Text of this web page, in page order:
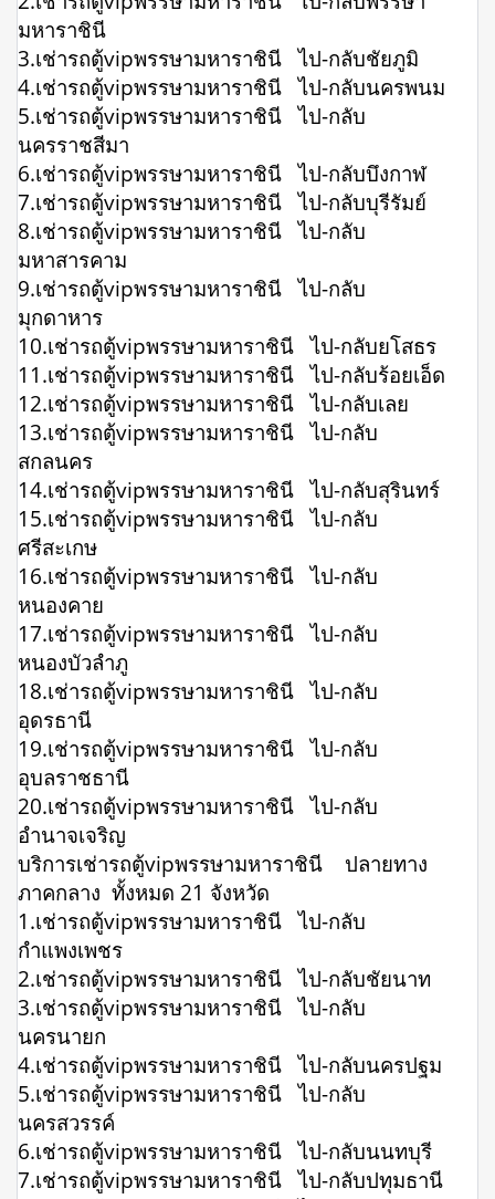
มหาราชินี
3.เช่ารถตู้vipพรรษามหาราชินี ไป-กลับชัยภูมิ
4.เช่ารถตู้vipพรรษามหาราชินี ไป-กลับนครพนม
5.เช่ารถตู้vipพรรษามหาราชินี ไป-กลับ
นครราชสีมา
6.เช่ารถตู้vipพรรษามหาราชินี ไป-กลับบึงกาฬ
7.เช่ารถตู้vipพรรษามหาราชินี ไป-กลับบุรีรัมย์
8.เช่ารถตู้vipพรรษามหาราชินี ไป-กลับ
มหาสารคาม
9.เช่ารถตู้vipพรรษามหาราชินี ไป-กลับ
มุกดาหาร
10.เช่ารถตู้vipพรรษามหาราชินี ไป-กลับยโสธร
11.เช่ารถตู้vipพรรษามหาราชินี ไป-กลับร้อยเอ็ด
12.เช่ารถตู้vipพรรษามหาราชินี ไป-กลับเลย
13.เช่ารถตู้vipพรรษามหาราชินี ไป-กลับ
สกลนคร
14.เช่ารถตู้vipพรรษามหาราชินี ไป-กลับสุรินทร์
15.เช่ารถตู้vipพรรษามหาราชินี ไป-กลับ
ศรีสะเกษ
16.เช่ารถตู้vipพรรษามหาราชินี ไป-กลับ
หนองคาย
17.เช่ารถตู้vipพรรษามหาราชินี ไป-กลับ
หนองบัวลำภู
18.เช่ารถตู้vipพรรษามหาราชินี ไป-กลับ
อุดรธานี
19.เช่ารถตู้vipพรรษามหาราชินี ไป-กลับ
อุบลราชธานี
20.เช่ารถตู้vipพรรษามหาราชินี ไป-กลับ
อำนาจเจริญ
บริการเช่ารถตู้vipพรรษามหาราชินี ปลายทาง
ภาคกลาง ทั้งหมด 21 จังหวัด
1.เช่ารถตู้vipพรรษามหาราชินี ไป-กลับ
กำแพงเพชร
2.เช่ารถตู้vipพรรษามหาราชินี ไป-กลับชัยนาท
3.เช่ารถตู้vipพรรษามหาราชินี ไป-กลับ
นครนายก
4.เช่ารถตู้vipพรรษามหาราชินี ไป-กลับนครปฐม
5.เช่ารถตู้vipพรรษามหาราชินี ไป-กลับ
นครสวรรค์
6.เช่ารถตู้vipพรรษามหาราชินี ไป-กลับนนทบุรี
7.เช่ารถตู้vipพรรษามหาราชินี ไป-กลับปทุมธานี